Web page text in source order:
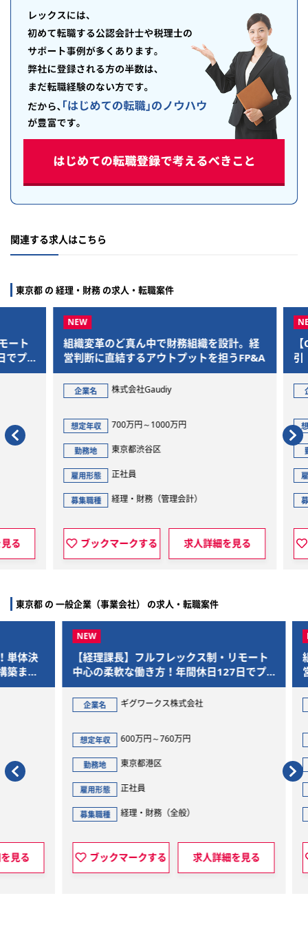
関連する求人はこちら
東京都 の 経理・財務 の求人・転職案件
ト
プ
組織変革のど真ん中で財務組織を設計。経
営判断に直結するアウトプットを担うFP&A
企業名 株式会社Gaudiy
想定年収 700万円～1000万円
勤務地 東京都渋谷区
雇用形態 正社員
募集職種 経理・財務（管理会計）
ブックマークする 求人詳細を見る
【
引
長を
企
想定
勤
雇
募
東京都 の 一般企業（事業会社） の求人・転職案件
決
で
【経理課長】フルフレックス制・リモート
中心の柔軟な働き方！年間休日127日でプ
ライベートも充実
企業名 ギグワークス株式会社
想定年収 600万円～760万円
勤務地 東京都港区
雇用形態 正社員
募集職種 経理・財務（全般）
ブックマークする 求人詳細を見る
組
営
勤